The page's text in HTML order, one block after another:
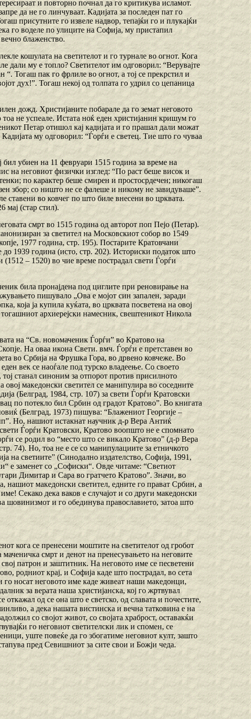
и повторно почнал да го критикува исламот.
да не го линчуваат. Кадијата за последен пат го
присутните го извеле надвор, тепајќи го и плукајќи
го воделе по улиците на Софија, му пристапил
блаженство.
кошулата на светителот и го турнале во огнот. Кога
дали му е топло? Светителот им одговорил: “Верувајте
Тогаш пак го фрлиле во огнот, а тој се прекрстил и
дух!”. Тогаш некој од толпата го удрил со цепаница
дожд. Христијаните побарале да го земат неговото
не успеале. Истата ноќ еден христијанин кришум го
Петар отишол кај кадијата и го прашал дали можат
му одговорил: “Ѓорѓи е светец. Тие што го чуваа
убиен на 11 февруари 1515 година за време на
на неговиот физички изглед: “По раст беше висок и
по карактер беше смирен и простосрдечен; никогаш
збор; со ништо не се фалеше и никому не завидуваше”.
ставени во ковчег по што биле внесени во црквата.
мај (стар стил).
смрт во 1515 година од авторот поп Пејо (Петар).
за светител на Московскиот собор во 1549
1977 година, стр. 195). Постарите Кратовчани
до 1939 година (исто, стр. 202). Историски податок што
– 1520) во чие време пострадал свети Ѓорѓи
била пронајдена под циглите при реновирање на
пишувало „Ова е мојот син запален, заради
која ја купила куќата, во црквата посветена на овој
архиерејски намесник, свештеникот Никола
на “Св. новомаченик Ѓорѓи” во Кратово на
На оваа икона Свети. вмч. Ѓорѓи е претставен во
во Србија на Фрушка Гора, во дрвено ковчеже. Во
век се наоѓале под турско владеење. Со своето
станал синоним за отпорот против присилното
македонски светител се манипулира во соседните
(Белград, 1984, стр. 107) за свети Ѓорѓи Кратовски
по потекло бил Србин од градот Кратово”. Во книгата
(Белград, 1973) пишува: “Блажениот Георгије –
Но, нашиот истакнат научник д-р Вера Антиќ
Ѓорѓи Кратовски, Кратово воопшто не е спомнато
се родил во “место што се викало Кратово” (д-р Вера
74). Но, тоа не е се со манипулациите за етничкото
на светиите” (Синодално издателство, Софија, 1991,
е заменет со „Софиски“. Овде читаме: “Светиот
Димитар и Сара во гратчето Кратово”. Значи, во
нашиот македонски светител, едните го прават Србин, а
Секако дека ваков е случајот и со други македонски
шовинизмот и го обединува православието, затоа што
кога се пренесени моштите на светителот од гробот
смрт и денот на пренесувањето на неговите
патрон и заштитник. На неговото име се песветени
родниот крај, и Софија каде што пострадал, во сета
носат неговото име каде живеат наши македонци,
за верата наша христијанска, кој го жртвувал
откажал од се она што е светско, од славата и почестите,
а дека нашата вистинска и вечна татковина е на
со својот живот, со својата храброст, оставакќи
го неговиот светителски лик и спомен, се
уште повеќе да го збогатиме неговиот култ, зашто
пред Севишниот за сите свои и Божји чеда.